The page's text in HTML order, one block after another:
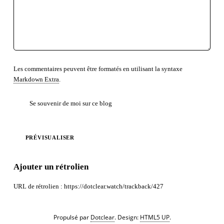
Les commentaires peuvent être formatés en utilisant la syntaxe
Markdown Extra.
Se souvenir de moi sur ce blog
PRÉVISUALISER
Ajouter un rétrolien
URL de rétrolien : https://dotclear.watch/trackback/427
Propulsé par Dotclear. Design: HTML5 UP.